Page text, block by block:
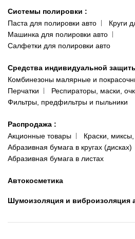
Системы полировки :
Паста для полировки авто
Круги
Машинка для полировки авто
Салфетки для полировки авто
Средства индивидуальной
Комбинезоны малярные и
Перчатки
Респираторы, маски,
Фильтры, предфильтры и пыльники
Распродажа :
Акционные товары
Краски,
Абразивная бумага в кругах (дисках)
Абразивная бумага в листах
Автокосметика
Шумоизоляция и виброизоляция